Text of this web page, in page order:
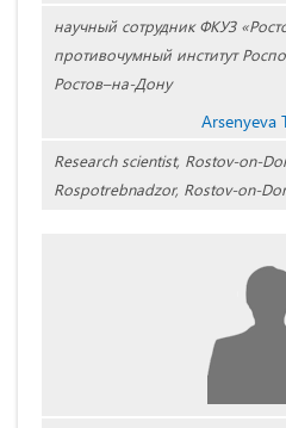
научный сотрудник ФКУЗ
противочумный институт
Ростов–на-Дону
Arsenyeva
Research scientist, Rostov-on-
Rospotrebnadzor, Rostov-on-